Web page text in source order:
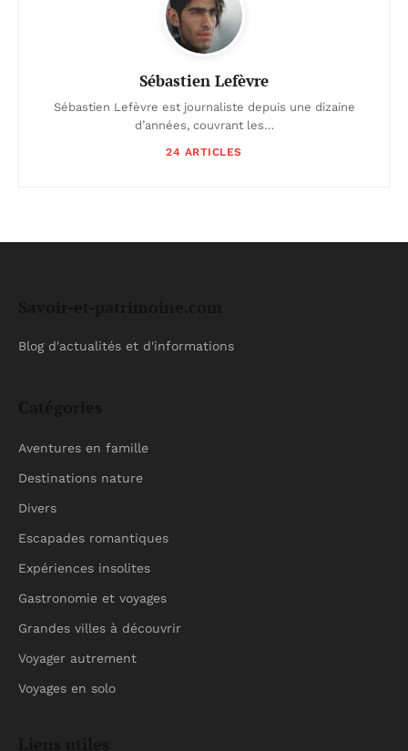
Sébastien Lefèvre
Sébastien Lefèvre est journaliste depuis une dizaine
d’années, couvrant les…
24 ARTICLES
Blog d'actualités et d'informations
Aventures en famille
Destinations nature
Divers
Escapades romantiques
Expériences insolites
Gastronomie et voyages
Grandes villes à découvrir
Voyager autrement
Voyages en solo